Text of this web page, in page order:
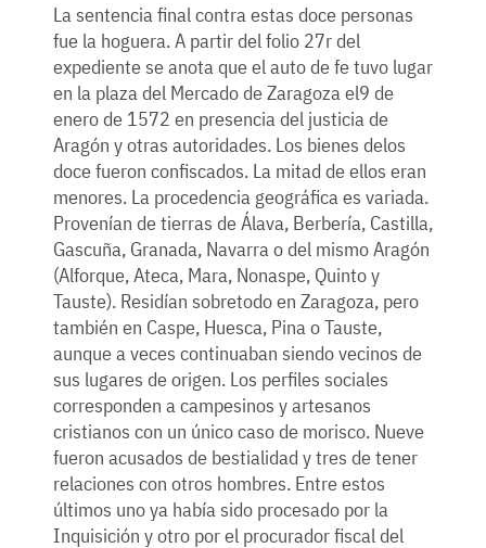
La sentencia final contra estas doce personas
fue la hoguera. A partir del folio 27r del
expediente se anota que el auto de fe tuvo lugar
en la plaza del Mercado de Zaragoza el9 de
enero de 1572 en presencia del justicia de
Aragón y otras autoridades. Los bienes delos
doce fueron confiscados. La mitad de ellos eran
menores. La procedencia geográfica es variada.
Provenían de tierras de Álava, Berbería, Castilla,
Gascuña, Granada, Navarra o del mismo Aragón
(Alforque, Ateca, Mara, Nonaspe, Quinto y
Tauste). Residían sobretodo en Zaragoza, pero
también en Caspe, Huesca, Pina o Tauste,
aunque a veces continuaban siendo vecinos de
sus lugares de origen. Los perfiles sociales
corresponden a campesinos y artesanos
cristianos con un único caso de morisco. Nueve
fueron acusados de bestialidad y tres de tener
relaciones con otros hombres. Entre estos
últimos uno ya había sido procesado por la
Inquisición y otro por el procurador fiscal del